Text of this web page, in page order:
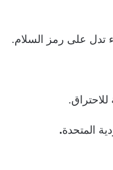
تدل على رمز السلام.
المتحدة.